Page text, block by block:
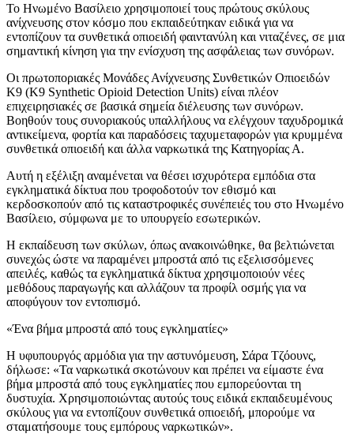
Το Ηνωμένο Βασίλειο χρησιμοποιεί τους πρώτους σκύλους
ανίχνευσης στον κόσμο που εκπαιδεύτηκαν ειδικά για να
εντοπίζουν τα συνθετικά οπιοειδή φαιντανύλη και νιταζένες, σε μια
σημαντική κίνηση για την ενίσχυση της ασφάλειας των συνόρων.
Οι πρωτοποριακές Μονάδες Ανίχνευσης Συνθετικών Οπιοειδών
K9 (K9 Synthetic Opioid Detection Units) είναι πλέον
επιχειρησιακές σε βασικά σημεία διέλευσης των συνόρων.
Βοηθούν τους συνοριακούς υπαλλήλους να ελέγχουν ταχυδρομικά
αντικείμενα, φορτία και παραδόσεις ταχυμεταφορών για κρυμμένα
συνθετικά οπιοειδή και άλλα ναρκωτικά της Κατηγορίας Α.
Αυτή η εξέλιξη αναμένεται να θέσει ισχυρότερα εμπόδια στα
εγκληματικά δίκτυα που τροφοδοτούν τον εθισμό και
κερδοσκοπούν από τις καταστροφικές συνέπειές του στο Ηνωμένο
Βασίλειο, σύμφωνα με το υπουργείο εσωτερικών.
Η εκπαίδευση των σκύλων, όπως ανακοινώθηκε, θα βελτιώνεται
συνεχώς ώστε να παραμένει μπροστά από τις εξελισσόμενες
απειλές, καθώς τα εγκληματικά δίκτυα χρησιμοποιούν νέες
μεθόδους παραγωγής και αλλάζουν τα προφίλ οσμής για να
αποφύγουν τον εντοπισμό.
«Ένα βήμα μπροστά από τους εγκληματίες»
Η υφυπουργός αρμόδια για την αστυνόμευση, Σάρα Τζόουνς,
δήλωσε: «Τα ναρκωτικά σκοτώνουν και πρέπει να είμαστε ένα
βήμα μπροστά από τους εγκληματίες που εμπορεύονται τη
δυστυχία. Χρησιμοποιώντας αυτούς τους ειδικά εκπαιδευμένους
σκύλους για να εντοπίζουν συνθετικά οπιοειδή, μπορούμε να
σταματήσουμε τους εμπόρους ναρκωτικών».